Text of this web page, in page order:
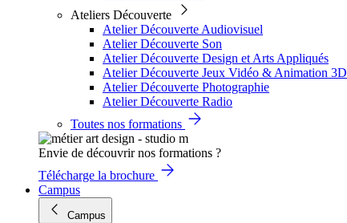
Ateliers Découverte
Atelier Découverte Audiovisuel
Atelier Découverte Son
Atelier Découverte Design et Arts Appliqués
Atelier Découverte Jeux Vidéo & Animation 3D
Atelier Découverte Photographie
Atelier Découverte Radio
Toutes nos formations
Envie de découvrir nos formations ?
Télécharge la brochure
Campus
Campus